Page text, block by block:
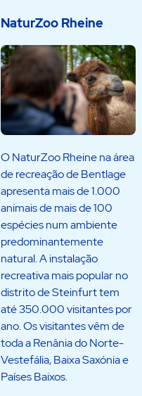
NaturZoo Rheine
O NaturZoo Rheine na área
de recreação de Bentlage
apresenta mais de 1.000
animais de mais de 100
espécies num ambiente
predominantemente
natural. A instalação
recreativa mais popular no
distrito de Steinfurt tem
até 350.000 visitantes por
ano. Os visitantes vêm de
toda a Renânia do Norte-
Vestefália, Baixa Saxónia e
Países Baixos.